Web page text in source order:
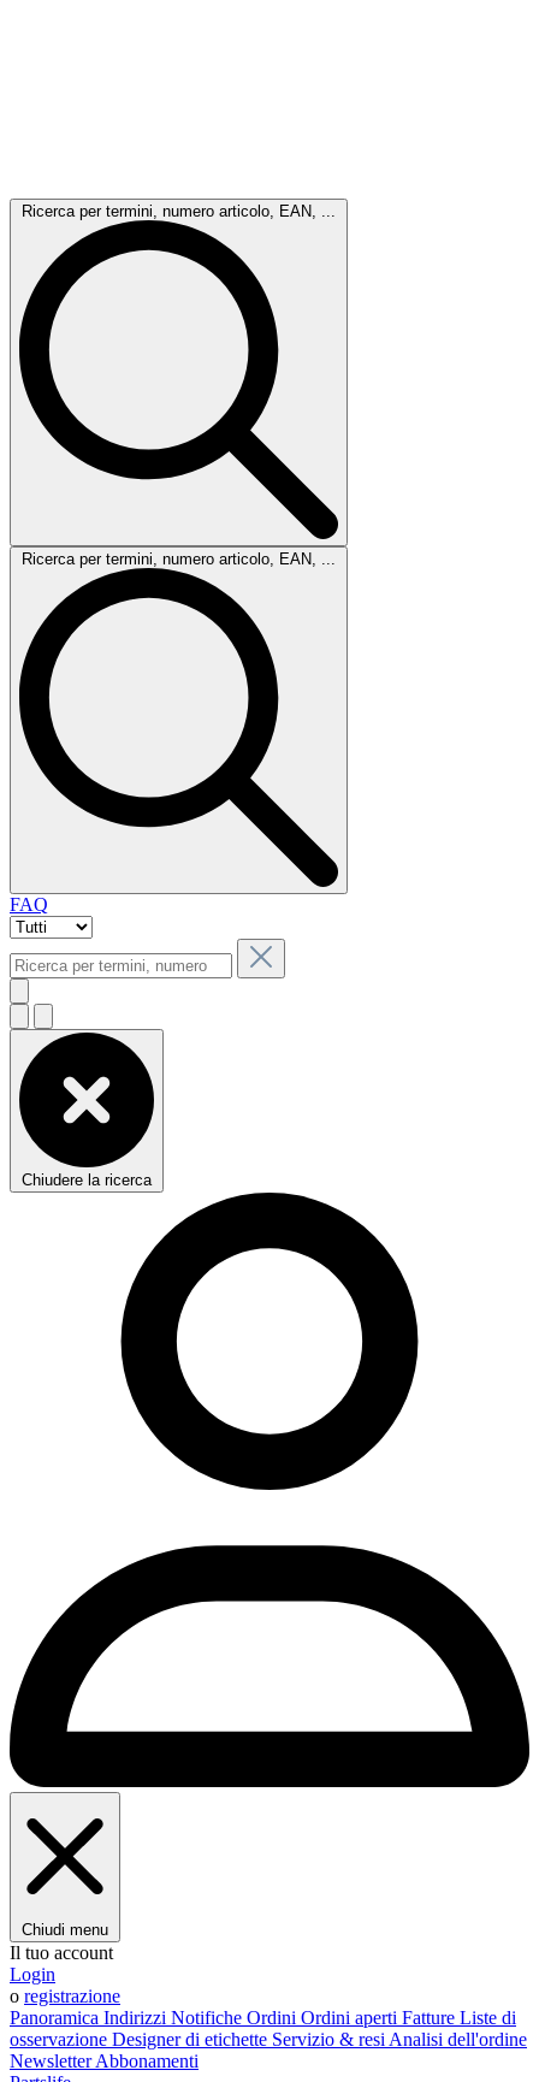
Ricerca per termini, numero articolo, EAN, ...
Ricerca per termini, numero articolo, EAN, ...
FAQ
Chiudere la ricerca
Chiudi menu
Il tuo account
Login
o registrazione
Panoramica Indirizzi Notifiche Ordini Ordini aperti Fatture Liste di
osservazione Designer di etichette Servizio & resi Analisi dell'ordine
NewsletterAbbonamenti